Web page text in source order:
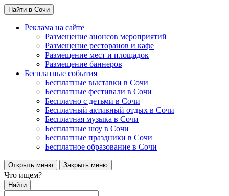
Найти в Сочи
Реклама на сайте
Размещение анонсов мероприятий
Размещение ресторанов и кафе
Размещение мест и площадок
Размещение баннеров
Бесплатные события
Бесплатные выставки в Сочи
Бесплатные фестивали в Сочи
Бесплатно с детьми в Сочи
Бесплатный активный отдых в Сочи
Бесплатная музыка в Сочи
Бесплатные шоу в Сочи
Бесплатные праздники в Сочи
Бесплатное образование в Сочи
Открыть меню Закрыть меню
Что ищем?
Найти